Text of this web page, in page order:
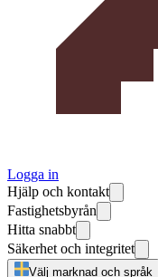
Logga in
Hjälp och kontakt
Fastighetsbyrån
Hitta snabbt
Säkerhet och integritet
Välj marknad och språk